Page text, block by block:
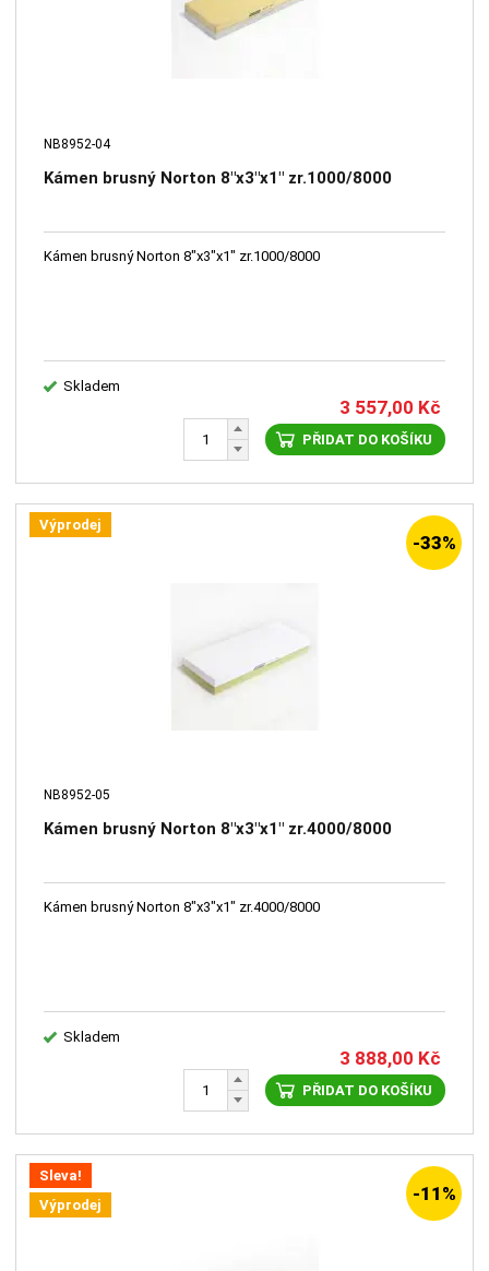
NB8952-04
Kámen brusný Norton 8"x3"x1" zr.1000/8000
Kámen brusný Norton 8"x3"x1" zr.1000/8000
Skladem
3 557,00 Kč
PŘIDAT DO KOŠÍKU
Výprodej
-33%
NB8952-05
Kámen brusný Norton 8"x3"x1" zr.4000/8000
Kámen brusný Norton 8"x3"x1" zr.4000/8000
Skladem
3 888,00 Kč
PŘIDAT DO KOŠÍKU
Sleva!
Výprodej
-11%